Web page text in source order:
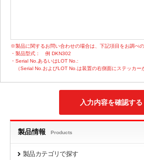
※製品に関するお問い合わせの場合は、下記項目をお調べの
・製品型式：
例 DKN302
・Serial No.あるいはLOT No.:
（Serial No.およびLOT No.は装置の右側面にステッカー
製品情報 Products
製品カテゴリで探す